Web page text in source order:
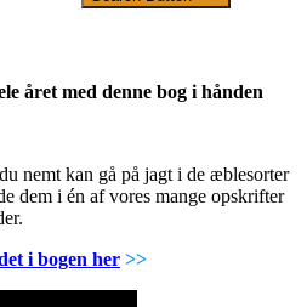
året med denne bog i hånden
nemt kan gå på jagt i de æblesorter
dem i én af vores mange opskrifter
i bogen her >>